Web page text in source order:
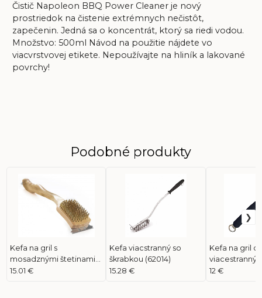
Čistič Napoleon BBQ Power Cleaner je nový
prostriedok na čistenie extrémnych nečistôt,
zapečenin. Jedná sa o koncentrát, ktorý sa riedi vodou.
Množstvo: 500ml Návod na použitie nájdete vo
viacvrstvovej etikete. Nepoužívajte na hliník a lakované
povrchy!
Podobné produkty
Kefa na gril s
mosadznými štetinami
18" (62028)
15.01 €
Kefa viacstranný so
škrabkou (62014)
15.28 €
Kefa na gril
viacestranný s
mosadznými
12 €